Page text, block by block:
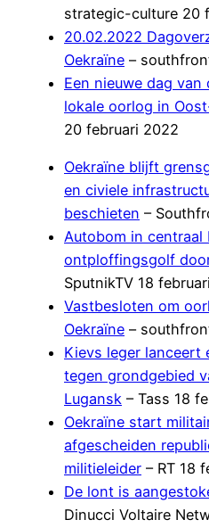
strategic-culture 20
20.02.2022
Oekraïne –
Een nieuwe dag
lokale oorlog in
20 februari 2022
Oekraïne blijft
en civiele
beschieten –
Autobom in centraal
ontploffingsgolf
SputnikTV 18
Vastbesloten om
Oekraïne –
Kievs leger lanceert
tegen grondgebied
Lugansk – Tass 18
Oekraïne start
afgescheiden
militieleider – RT 18
De lont is
Dinucci Voltaire